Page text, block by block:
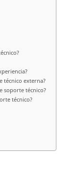
técnico externa?
soporte técnico?
técnico?